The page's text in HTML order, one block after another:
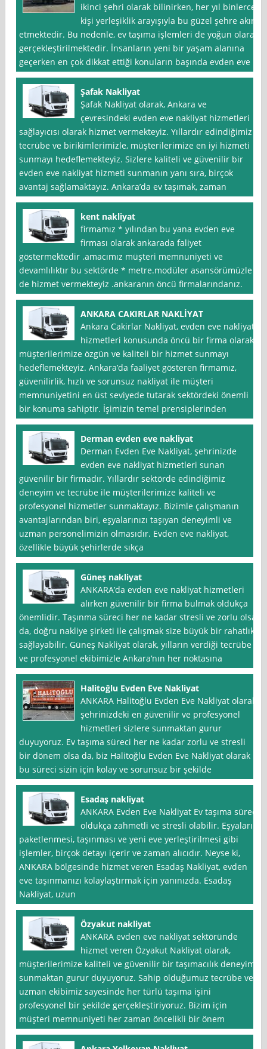
ikinci şehri olarak bilinirken, her yıl binlerce
kişi yerleşiklik arayışıyla bu güzel şehre akın
etmektedir. Bu nedenle, ev taşıma işlemleri de yoğun olarak
gerçekleştirilmektedir. İnsanların yeni bir yaşam alanına
geçerken en çok dikkat ettiği konuların başında evden eve
Şafak Nakliyat
Şafak Nakliyat olarak, Ankara ve
çevresindeki evden eve nakliyat hizmetleri
sağlayıcısı olarak hizmet vermekteyiz. Yıllardır edindiğimiz
tecrübe ve birikimlerimizle, müşterilerimize en iyi hizmeti
sunmayı hedeflemekteyiz. Sizlere kaliteli ve güvenilir bir
evden eve nakliyat hizmeti sunmanın yanı sıra, birçok
avantaj sağlamaktayız. Ankara’da ev taşımak, zaman
kent nakliyat
firmamız * yılından bu yana evden eve
firması olarak ankarada faliyet
göstermektedir .amacımız müşteri memnuniyeti ve
devamlılıktır bu sektörde * metre.modüler asansörümüzle
de hizmet vermekteyiz .ankaranın öncü firmalarındanız.
ANKARA CAKIRLAR NAKLİYAT
Ankara Cakirlar Nakliyat, evden eve nakliyat
hizmetleri konusunda öncü bir firma olarak,
müşterilerimize özgün ve kaliteli bir hizmet sunmayı
hedeflemekteyiz. Ankara’da faaliyet gösteren firmamız,
güvenilirlik, hızlı ve sorunsuz nakliyat ile müşteri
memnuniyetini en üst seviyede tutarak sektördeki önemli
bir konuma sahiptir. İşimizin temel prensiplerinden
Derman evden eve nakliyat
Derman Evden Eve Nakliyat, şehrinizde
evden eve nakliyat hizmetleri sunan
güvenilir bir firmadır. Yıllardır sektörde edindiğimiz
deneyim ve tecrübe ile müşterilerimize kaliteli ve
profesyonel hizmetler sunmaktayız. Bizimle çalışmanın
avantajlarından biri, eşyalarınızı taşıyan deneyimli ve
uzman personelimizin olmasıdır. Evden eve nakliyat,
özellikle büyük şehirlerde sıkça
Güneş nakliyat
ANKARA’da evden eve nakliyat hizmetleri
alırken güvenilir bir firma bulmak oldukça
önemlidir. Taşınma süreci her ne kadar stresli ve zorlu olsa
da, doğru nakliye şirketi ile çalışmak size büyük bir rahatlık
sağlayabilir. Güneş Nakliyat olarak, yılların verdiği tecrübe
ve profesyonel ekibimizle Ankara‘nın her noktasına
Halitoğlu Evden Eve Nakliyat
ANKARA Halitoğlu Evden Eve Nakliyat olarak,
şehrinizdeki en güvenilir ve profesyonel
hizmetleri sizlere sunmaktan gurur
duyuyoruz. Ev taşıma süreci her ne kadar zorlu ve stresli
bir dönem olsa da, biz Halitoğlu Evden Eve Nakliyat olarak
bu süreci sizin için kolay ve sorunsuz bir şekilde
Esadaş nakliyat
ANKARA Evden Eve Nakliyat Ev taşıma süreci
oldukça zahmetli ve stresli olabilir. Eşyaların
paketlenmesi, taşınması ve yeni eve yerleştirilmesi gibi
işlemler, birçok detayı içerir ve zaman alıcıdır. Neyse ki,
ANKARA bölgesinde hizmet veren Esadaş Nakliyat, evden
eve taşınmanızı kolaylaştırmak için yanınızda. Esadaş
Nakliyat, uzun
Özyakut nakliyat
ANKARA evden eve nakliyat sektöründe
hizmet veren Özyakut Nakliyat olarak,
müşterilerimize kaliteli ve güvenilir bir taşımacılık deneyimi
sunmaktan gurur duyuyoruz. Sahip olduğumuz tecrübe ve
uzman ekibimiz sayesinde her türlü taşıma işini
profesyonel bir şekilde gerçekleştiriyoruz. Bizim için
müşteri memnuniyeti her zaman öncelikli bir önem